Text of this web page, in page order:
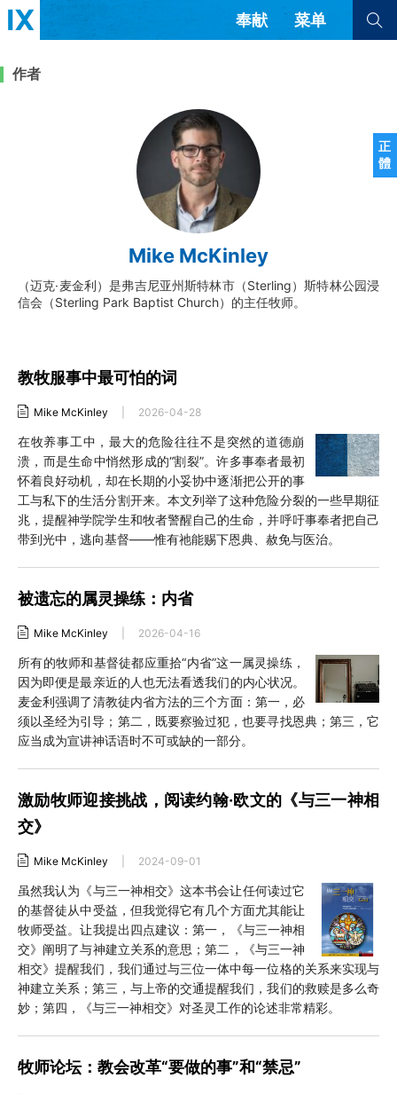
正
體
奉献 菜单
书评 访谈
解经式讲道与神学
福音传讲与宣教 成员制与教会纪律
查看全部
查看全部
隐私条款
正體中文
西班牙语
葡萄牙语
俄语
乌兹别克语
达里语
波斯语
韩语
土耳其语
作者
Mike McKinley
（迈克·麦金利）是弗吉尼亚州斯特林市（Sterling）斯特林公园浸
信会（Sterling Park Baptist Church）的主任牧师。
教牧服事中最可怕的词
Mike McKinley 2026-04-28
在牧养事工中，最大的危险往往不是突然的道德崩
溃，而是生命中悄然形成的“割裂”。许多事奉者最初
怀着良好动机，却在长期的小妥协中逐渐把公开的事
工与私下的生活分割开来。本文列举了这种危险分裂的一些早期征
兆，提醒神学院学生和牧者警醒自己的生命，并呼吁事奉者把自己
带到光中，逃向基督——惟有祂能赐下恩典、赦免与医治。
被遗忘的属灵操练：内省
Mike McKinley 2026-04-16
所有的牧师和基督徒都应重拾“内省”这一属灵操练，
因为即便是最亲近的人也无法看透我们的内心状况。
麦金利强调了清教徒内省方法的三个方面：第一，必
须以圣经为引导；第二，既要察验过犯，也要寻找恩典；第三，它
应当成为宣讲神话语时不可或缺的一部分。
激励牧师迎接挑战，阅读约翰·欧文的《与三一神相
交》
Mike McKinley 2024-09-01
虽然我认为《与三一神相交》这本书会让任何读过它
的基督徒从中受益，但我觉得它有几个方面尤其能让
牧师受益。让我提出四点建议：第一，《与三一神相
交》阐明了与神建立关系的意思；第二，《与三一神
相交》提醒我们，我们通过与三位一体中每一位格的关系来实现与
神建立关系；第三，与上帝的交通提醒我们，我们的救赎是多么奇
妙；第四，《与三一神相交》对圣灵工作的论述非常精彩。
牧师论坛：教会改革“要做的事”和“禁忌”